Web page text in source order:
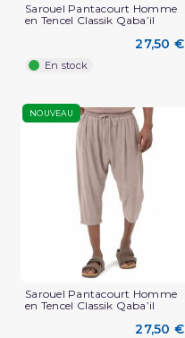
Sarouel Pantacourt Homme
en Tencel Classik Qaba’il
27,50 €
En stock
NOUVEAU
Sarouel Pantacourt Homme
en Tencel Classik Qaba’il
27,50 €